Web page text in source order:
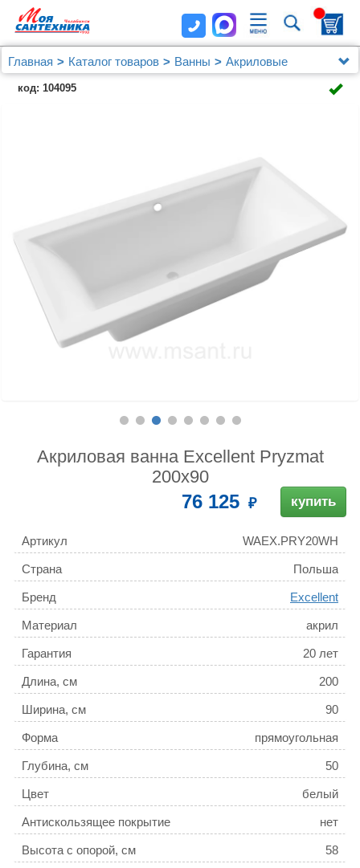
Главная Каталог товаров Ванны
Акриловые
Акриловая ванна Excellent Pryzmat 200x90
код: 104095
Акриловая ванна Excellent Pryzmat
200x90
76 125 купить
Артикул WAEX.PRY20WH
Страна Польша
Бренд Excellent
Материал акрил
Гарантия 20 лет
Длина, см 200
Ширина, см 90
Форма прямоугольная
Глубина, см 50
Цвет белый
Антискользящее покрытие нет
Высота с опорой, см 58